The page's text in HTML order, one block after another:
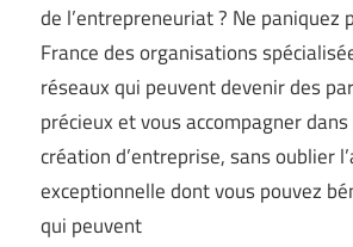
de l’entrepreneuriat ? Ne paniquez
France des organisations
réseaux qui peuvent devenir des
précieux et vous accompagner
création d’entreprise, sans oublier
exceptionnelle dont vous pouvez
qui peuvent